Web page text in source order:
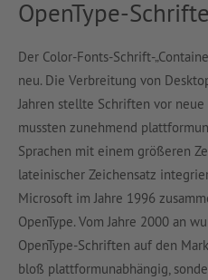
OpenType-
Der Color-Fonts-Schrift-
neu. Die Verbreitung von
Jahren stellte Schriften vor
mussten zunehmend
Sprachen mit einem größeren
lateinischer Zeichensatz
Microsoft im Jahre 1996
OpenType. Vom Jahre 2000 an
OpenType-Schriften auf den
bloß plattformunabhängig,